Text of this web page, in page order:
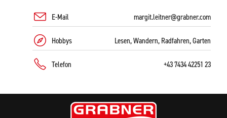
E-Mail margit.leitner@grabner.com
Hobbys Lesen, Wandern, Radfahren, Garten
Telefon +43 7434 42251 23